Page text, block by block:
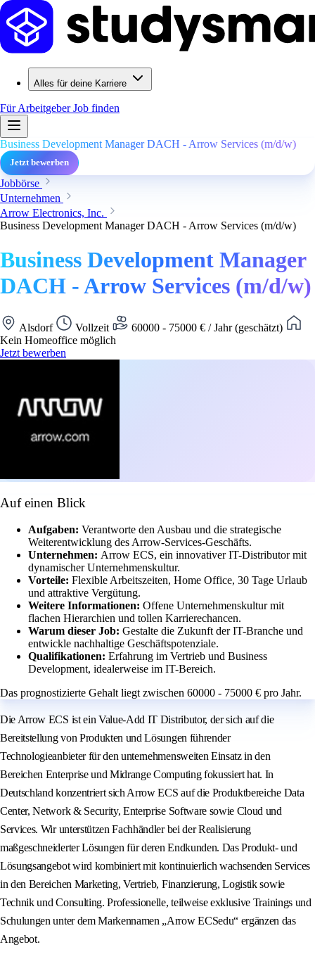
Alles für deine Karriere
Für ArbeitgeberJob finden
Business Development Manager DACH - Arrow Services (m/d/w)
Jetzt bewerben
Jobbörse
Unternehmen
Arrow Electronics, Inc.
Business Development Manager DACH - Arrow Services (m/d/w)
Business Development Manager
DACH - Arrow Services (m/d/w)
Alsdorf Vollzeit
60000 - 75000 € / Jahr (geschätzt)
Kein Homeoffice möglich
Jetzt bewerben
Auf einen Blick
Aufgaben: Verantworte den Ausbau und die strategische
Weiterentwicklung des Arrow-Services-Geschäfts.
Unternehmen: Arrow ECS, ein innovativer IT-Distributor mit
dynamischer Unternehmenskultur.
Vorteile: Flexible Arbeitszeiten, Home Office, 30 Tage Urlaub
und attraktive Vergütung.
Weitere Informationen: Offene Unternehmenskultur mit
flachen Hierarchien und tollen Karrierechancen.
Warum dieser Job: Gestalte die Zukunft der IT-Branche und
entwickle nachhaltige Geschäftspotenziale.
Qualifikationen: Erfahrung im Vertrieb und Business
Development, idealerweise im IT-Bereich.
Das prognostizierte Gehalt liegt zwischen 60000 - 75000 € pro Jahr.
Die Arrow ECS ist ein Value-Add IT Distributor, der sich auf die
Bereitstellung von Produkten und Lösungen führender
Technologieanbieter für den unternehmensweiten Einsatz in den
Bereichen Enterprise und Midrange Computing fokussiert hat. In
Deutschland konzentriert sich Arrow ECS auf die Produktbereiche Data
Center, Network & Security, Enterprise Software sowie Cloud und
Services. Wir unterstützen Fachhändler bei der Realisierung
maßgeschneiderter Lösungen für deren Endkunden. Das Produkt- und
Lösungsangebot wird kombiniert mit kontinuierlich wachsenden Services
in den Bereichen Marketing, Vertrieb, Finanzierung, Logistik sowie
Technik und Consulting. Professionelle, teilweise exklusive Trainings und
Schulungen unter dem Markennamen „Arrow ECSedu“ ergänzen das
Angebot.